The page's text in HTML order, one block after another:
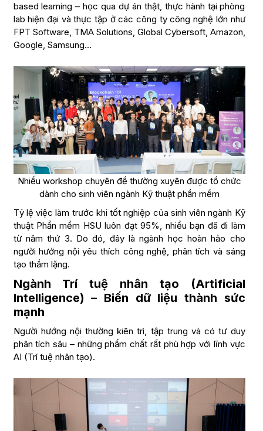
based learning – học qua dự án thật, thực hành tại phòng
lab hiện đại và thực tập ở các công ty công nghệ lớn như
FPT Software, TMA Solutions, Global Cybersoft, Amazon,
Google, Samsung…
Nhiều workshop chuyên đề thường xuyên được tổ chức
dành cho sinh viên ngành Kỹ thuật phần mềm
Tỷ lệ việc làm trước khi tốt nghiệp của sinh viên ngành Kỹ
thuật Phần mềm HSU luôn đạt 95%, nhiều bạn đã đi làm
từ năm thứ 3. Do đó, đây là ngành học hoàn hảo cho
người hướng nội yêu thích công nghệ, phân tích và sáng
tạo thầm lặng.
Ngành Trí tuệ nhân tạo (Artificial
Intelligence) – Biến dữ liệu thành sức
mạnh
Người hướng nội thường kiên trì, tập trung và có tư duy
phân tích sâu – những phẩm chất rất phù hợp với lĩnh vực
AI (Trí tuệ nhân tạo).